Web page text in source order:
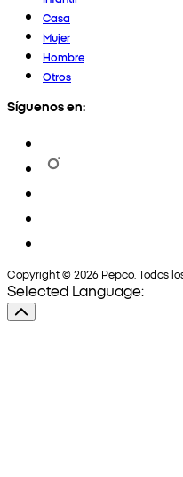
Casa
Mujer
Hombre
Otros
Síguenos en:
Copyright © 2026 Pepco. Todos
Selected Language: